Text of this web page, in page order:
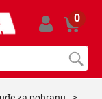
0